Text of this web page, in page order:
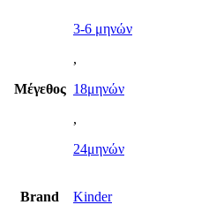
Μέγεθος
3-6 μηνών
,
18μηνών
,
24μηνών
Brand Kinder